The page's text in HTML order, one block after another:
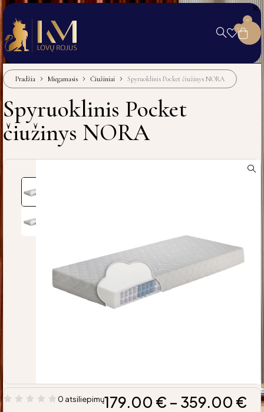
0
0
Pradžia Miegamasis Čiužiniai Spyruoklinis Pocket čiužinys NORA
Spyruoklinis Pocket
čiužinys NORA
0 atsiliepimų179.00 € – 359.00 €